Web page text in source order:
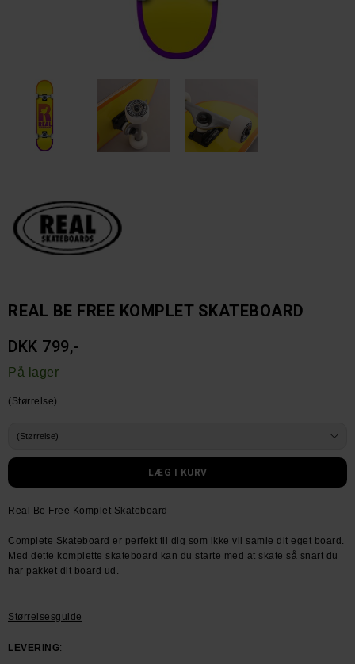
REAL BE FREE KOMPLET SKATEBOARD
DKK 799,-
På lager
(Størrelse)
Real Be Free Komplet Skateboard
Complete Skateboard er perfekt til dig som ikke vil samle dit eget board.
Med dette komplette skateboard kan du starte med at skate så snart du
har pakket dit board ud.
Størrelsesguide
LEVERING: